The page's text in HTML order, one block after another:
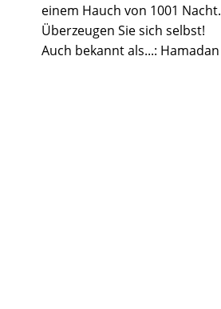
einem Hauch von 1001 Nacht.
Überzeugen Sie sich selbst!
Auch bekannt als...: Hamadan